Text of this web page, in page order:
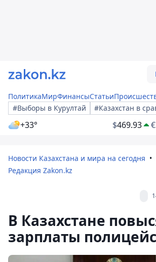
ПолитикаМирФинансыСтатьи
#Выборы в Курултай
#Казахстан в
+33° $469.93 €
Новости Казахстана и мира на сегодня
Редакция Zakon.kz
В Казахстане
зарплаты